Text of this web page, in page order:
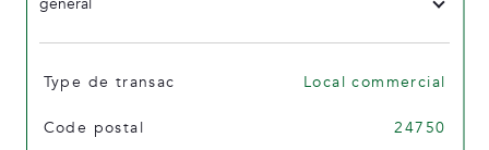
TRAD_SIROCCO_Caracteristique
Type de transac Local commercial
Code postal 24750